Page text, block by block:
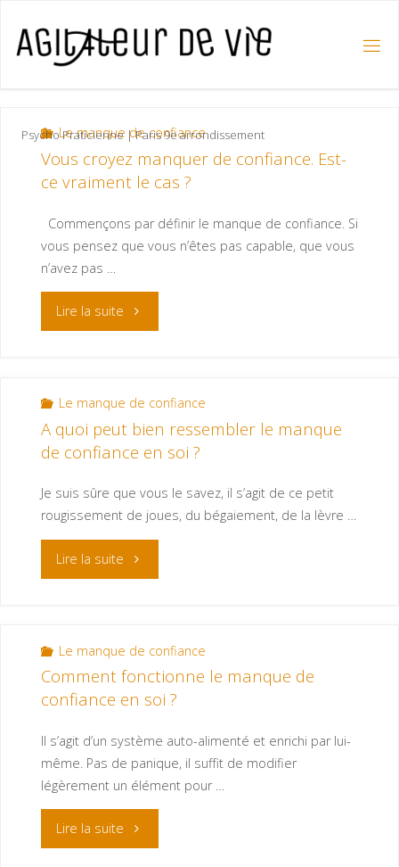
Psycho Praticienne | Paris 9e arrondissement
Le manque de confiance
Vous croyez manquer de confiance. Est-
ce vraiment le cas ?
Commençons par définir le manque de confiance. Si
vous pensez que vous n’êtes pas capable, que vous
n’avez pas …
Lire la suite
Le manque de confiance
A quoi peut bien ressembler le manque
de confiance en soi ?
Je suis sûre que vous le savez, il s’agit de ce petit
rougissement de joues, du bégaiement, de la lèvre …
Lire la suite
Le manque de confiance
Comment fonctionne le manque de
confiance en soi ?
Il s’agit d’un système auto-alimenté et enrichi par lui-
même. Pas de panique, il suffit de modifier
légèrement un élément pour …
Lire la suite